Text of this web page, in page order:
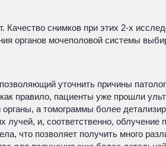
снимков при этих 2-х
органов мочеполовой системы
уточнить причины
правило, пациенты уже прошли
а томограммы более
лучей, и, соответственно,
что позволяет получить много